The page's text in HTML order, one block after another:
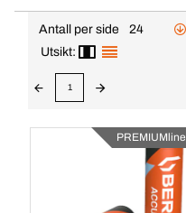
Antall per side
24
Utsikt:
1
PREMIUMline